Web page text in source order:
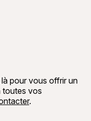
pour vous offrir un
toutes vos
.